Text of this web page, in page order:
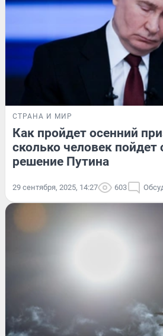
СТРАНА И МИР
Как пройдет осенний
сколько человек
решение Путина
29 сентября, 2025, 14:27 603